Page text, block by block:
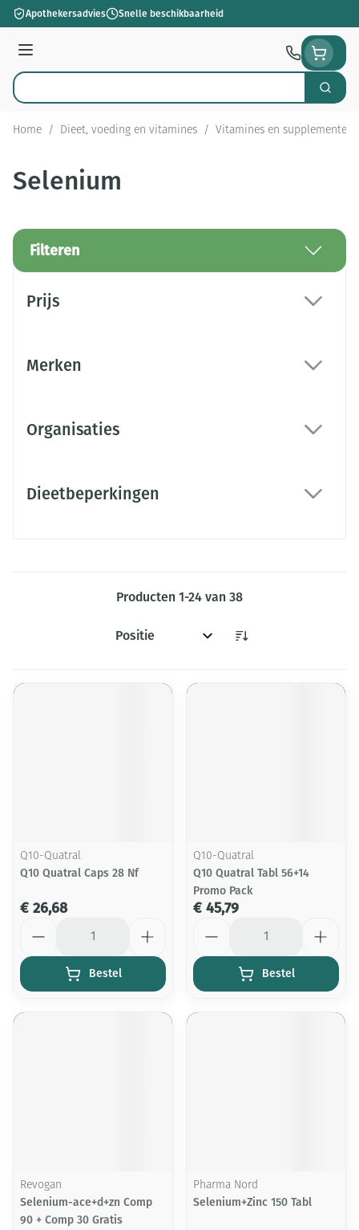
Ga naar de inhoud
Apothekersadvies Snelle beschikbaarheid
Menu
Product, merk, categorie... Zoek
Home / Dieet, voeding en vitamines / Vitamines en supplementen
Selenium
Filteren
Prijs
Merken
Organisaties
Dieetbeperkingen
Producten 1-24 van 38
Sorteer op:
Q10-Quatral
Q10 Quatral Caps 28 Nf
€ 26,68
Bestel
Q10-Quatral
Q10 Quatral Tabl 56+14
Promo Pack
€ 45,79
Bestel
Revogan
Selenium-ace+d+zn Comp
90 + Comp 30 Gratis
Pharma Nord
Selenium+Zinc 150 Tabl